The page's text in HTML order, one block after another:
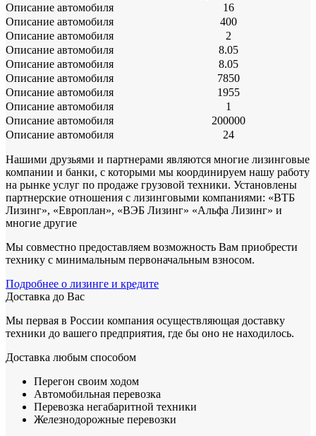
Описание автомобиля
16
Описание автомобиля
400
Описание автомобиля
2
Описание автомобиля
8.05
Описание автомобиля
8.05
Описание автомобиля
7850
Описание автомобиля
1955
Описание автомобиля
1
Описание автомобиля
200000
Описание автомобиля
24
Нашими друзьями и партнерами являются многие лизинговые
компании и банки, с которыми мы координируем нашу работу
на рынке услуг по продаже грузовой техники. Установлены
партнерские отношения с лизинговыми компаниями: «ВТБ
Лизинг», «Европлан», «ВЭБ Лизинг» «Альфа Лизинг» и
многие другие
Мы совместно предоставляем возможность Вам приобрести
технику с минимальным первоначальным взносом.
Подробнее о лизинге и кредите
Доставка до Вас
Мы первая в России компания осуществляющая доставку
техники до вашего предприятия, где бы оно не находилось.
Доставка любым способом
Перегон своим ходом
Автомобильная перевозка
Перевозка негабаритной техники
Железнодорожные перевозки